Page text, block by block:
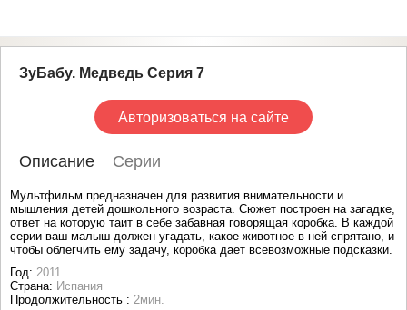
ЗуБабу. Медведь Серия 7
Авторизоваться на сайте
Описание Серии
Мультфильм предназначен для развития внимательности и
мышления детей дошкольного возраста. Сюжет построен на загадке,
ответ на которую таит в себе забавная говорящая коробка. В каждой
серии ваш малыш должен угадать, какое животное в ней спрятано, и
чтобы облегчить ему задачу, коробка дает всевозможные подсказки.
Год: 2011
Страна: Испания
Продолжительность : 2мин.